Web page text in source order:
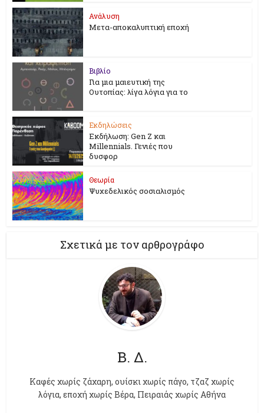
Ανάλυση
Μετα-αποκαλυπτική εποχή
Βιβλίο
Για μια μαιευτική της
Ουτοπίας: λίγα λόγια για το
Εκδηλώσεις
Εκδήλωση: Gen Z και
Millennials. Γενιές που
δυσφορ
Θεωρία
Ψυχεδελικός σοσιαλισμός
Σχετικά με τον αρθρογράφο
Β. Δ.
Kαφές χωρίς ζάχαρη, ουίσκι χωρίς πάγο, τζαζ χωρίς
λόγια, εποχή χωρίς Βέρα, Πειραιάς χωρίς Αθήνα